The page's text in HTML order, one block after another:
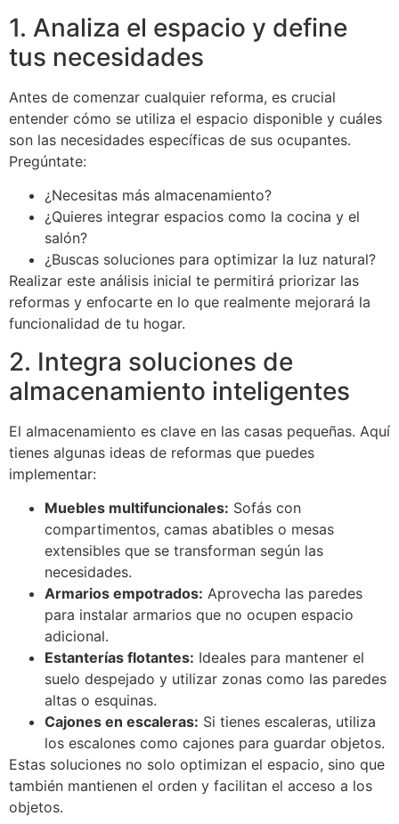
1. Analiza el espacio y define
tus necesidades
Antes de comenzar cualquier reforma, es crucial
entender cómo se utiliza el espacio disponible y cuáles
son las necesidades específicas de sus ocupantes.
Pregúntate:
¿Necesitas más almacenamiento?
¿Quieres integrar espacios como la cocina y el
salón?
¿Buscas soluciones para optimizar la luz natural?
Realizar este análisis inicial te permitirá priorizar las
reformas y enfocarte en lo que realmente mejorará la
funcionalidad de tu hogar.
2. Integra soluciones de
almacenamiento inteligentes
El almacenamiento es clave en las casas pequeñas. Aquí
tienes algunas ideas de reformas que puedes
implementar:
Muebles multifuncionales: Sofás con
compartimentos, camas abatibles o mesas
extensibles que se transforman según las
necesidades.
Armarios empotrados: Aprovecha las paredes
para instalar armarios que no ocupen espacio
adicional.
Estanterías flotantes: Ideales para mantener el
suelo despejado y utilizar zonas como las paredes
altas o esquinas.
Cajones en escaleras: Si tienes escaleras, utiliza
los escalones como cajones para guardar objetos.
Estas soluciones no solo optimizan el espacio, sino que
también mantienen el orden y facilitan el acceso a los
objetos.